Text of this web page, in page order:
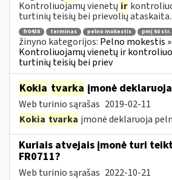
Kontroliuojamų vienetų ir
turtinių teisių bei prievolių
fr0438 terminas pelno mokestis pmį 50 str.
žinyno kategorijos: Pelno mokestis
Kontroliuojamų vienetų ir
turtinių teisių bei priev
Kokia tvarka įmonė
Web turinio sąrašas 2019-02-11
Kokia tvarka įmonė deklaruoja
Kuriais atvejais įmonė turi
FR0711?
Web turinio sąrašas 2022-10-21